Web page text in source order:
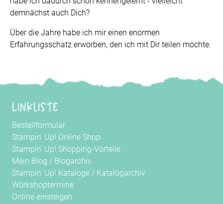
demnächst auch Dich?
Über die Jahre habe ich mir einen enormen
Erfahrungsschatz erworben, den ich mit Dir teilen möchte.
Linkliste
Bestellformular
Stampin' Up! Online Shop
Stampin' Up! Shopping-Vorteile
Mein Blog / Blogarchiv
Stampin' Up! Kataloge / Katalogarchiv
Workshoptermine
Online einsteigen